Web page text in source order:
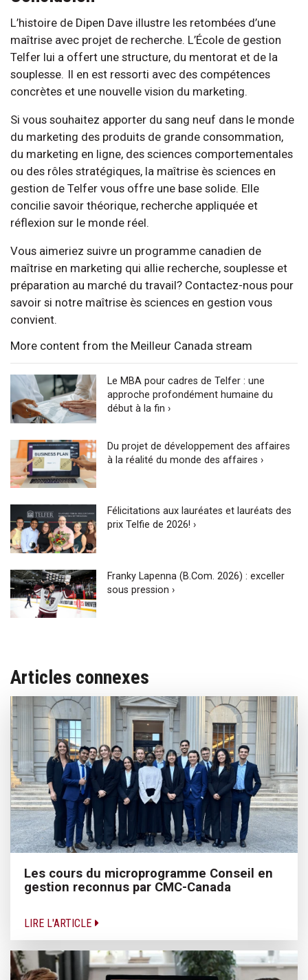
L’histoire de Dipen Dave illustre les retombées d’une
maîtrise avec projet de recherche. L’École de gestion
Telfer lui a offert une structure, du mentorat et de la
souplesse. Il en est ressorti avec des compétences
concrètes et une nouvelle vision du marketing.
Si vous souhaitez apporter du sang neuf dans le monde
du marketing des produits de grande consommation,
du marketing en ligne, des sciences comportementales
ou des rôles stratégiques, la maîtrise ès sciences en
gestion de Telfer vous offre une base solide. Elle
concilie savoir théorique, recherche appliquée et
réflexion sur le monde réel.
Vous aimeriez suivre un programme canadien de
maîtrise en marketing qui allie recherche, souplesse et
préparation au marché du travail? Contactez-nous pour
savoir si notre maîtrise ès sciences en gestion vous
convient.
More content from the Meilleur Canada stream
Le MBA pour cadres de Telfer : une
approche profondément humaine du
début à la fin ›
Du projet de développement des affaires
à la réalité du monde des affaires ›
Félicitations aux lauréates et lauréats des
prix Telfie de 2026! ›
Franky Lapenna (B.Com. 2026) : exceller
sous pression ›
Articles connexes
Les cours du microprogramme Conseil en
gestion reconnus par CMC-Canada
LIRE L'ARTICLE